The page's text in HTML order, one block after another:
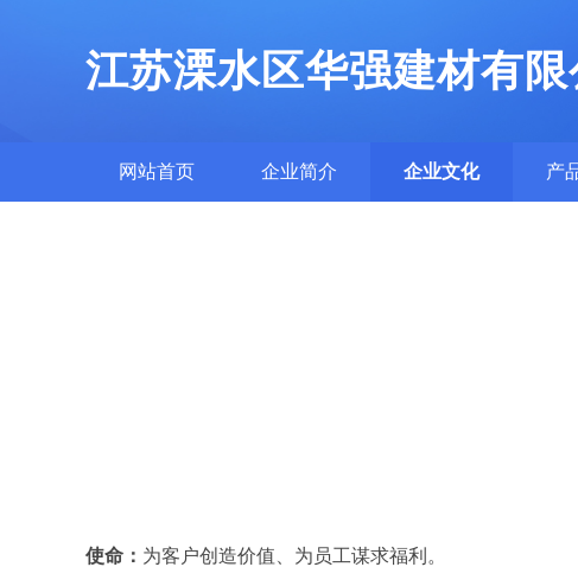
江苏溧水区华强建材有限
网站首页 企业简介 企业文化 产
使命： 为客户创造价值、为员工谋求福利。